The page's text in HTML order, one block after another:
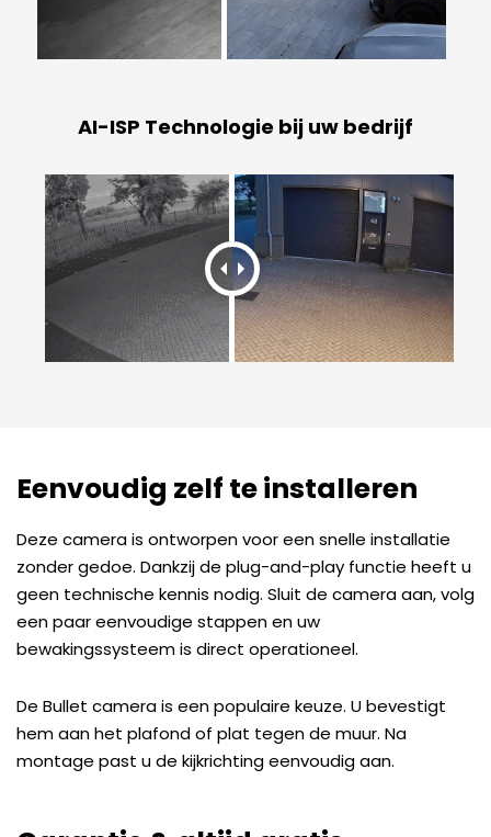
AI-ISP Technologie bij uw bedrijf
Eenvoudig zelf te installeren
Deze camera is ontworpen voor een snelle installatie
zonder gedoe. Dankzij de plug-and-play functie heeft u
geen technische kennis nodig. Sluit de camera aan, volg
een paar eenvoudige stappen en uw
bewakingssysteem is direct operationeel.
De Bullet camera is een populaire keuze. U bevestigt
hem aan het plafond of plat tegen de muur. Na
montage past u de kijkrichting eenvoudig aan.